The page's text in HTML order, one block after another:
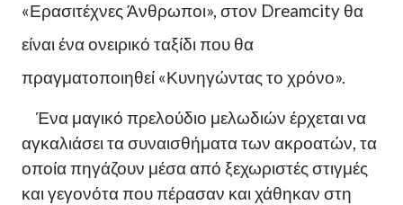
«Ερασιτέχνες Άνθρωποι», στον Dreamcity θα
είναι ένα ονειρικό ταξίδι που θα
πραγματοποιηθεί «Κυνηγώντας το χρόνο».
Ένα μαγικό πρελούδιο μελωδιών έρχεται να
αγκαλιάσει τα συναισθήματα των ακροατών, τα
οποία πηγάζουν μέσα από ξεχωριστές στιγμές
και γεγονότα που πέρασαν και χάθηκαν στη